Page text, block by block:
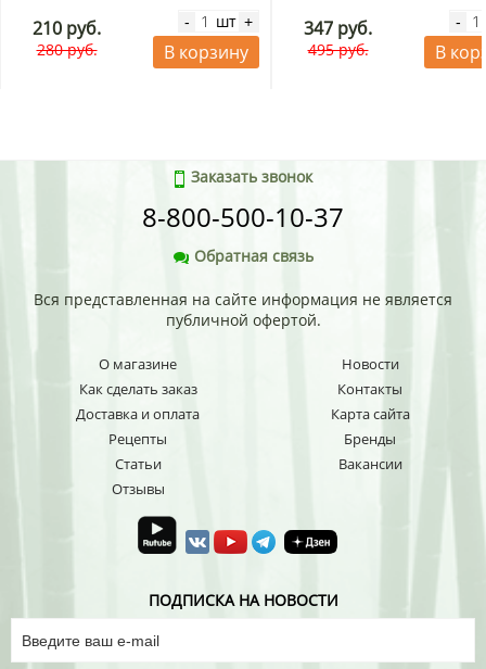
210 руб.
280 руб.
- шт +
В корзину
347 руб.
495 руб.
-
В
Заказать звонок
8-800-500-10-37
Обратная связь
Вся представленная на сайте информация не является
публичной офертой.
О магазине
Как сделать заказ
Доставка и оплата
Рецепты
Статьи
Отзывы
Новости
Контакты
Карта сайта
Бренды
Вакансии
ПОДПИСКА НА НОВОСТИ